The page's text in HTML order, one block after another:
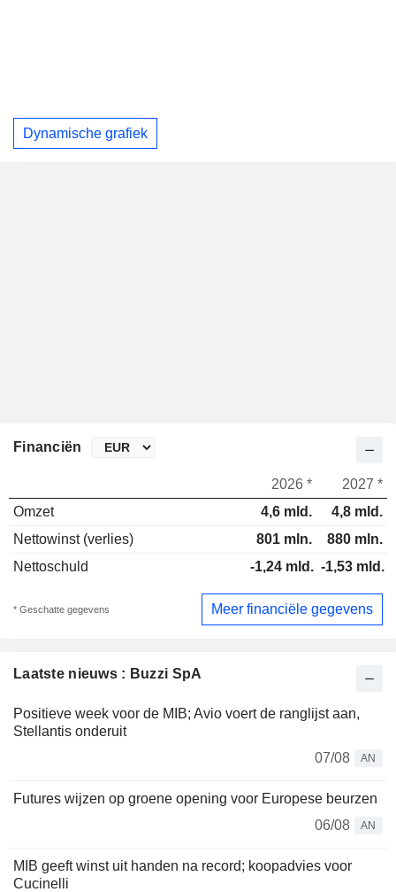
Dynamische grafiek
Laatste nieuws : Buzzi SpA
Positieve week voor de MIB; Avio voert de ranglijst aan,
Stellantis onderuit
07/08
AN
Futures wijzen op groene opening voor Europese beurzen
06/08
AN
MIB geeft winst uit handen na record; koopadvies voor
Cucinelli
Financiën
2026 *
2027 *
Omzet
4,6 mld.
4,8 mld.
Nettowinst (verlies)
801 mln.
880 mln.
Nettoschuld
-1,24 mld. -1,53 mld.
* Geschatte gegevens Meer financiële gegevens